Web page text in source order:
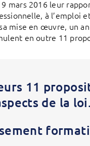
mars 2016 leur
à l’emploi
mise en œuvre, un
en outre 11
11
de la loi.